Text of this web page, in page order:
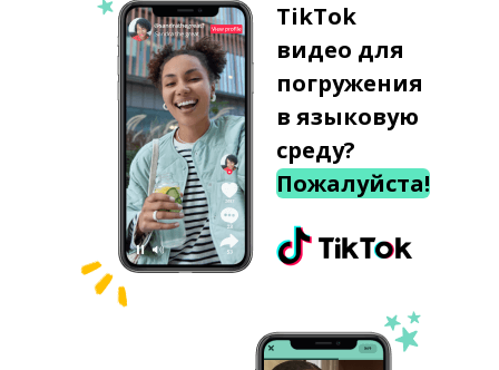
TikTok
видео для
погружения
в языковую
среду?
Пожалуйста!